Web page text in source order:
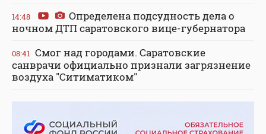
14:48
Определена подсудность дела о
ночном ДТП саратовского вице-губернатора
08:41 Смог над городами. Саратовские
санврачи официально признали загрязнение
воздуха "Ситиматиком"